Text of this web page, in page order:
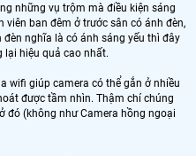
những vụ trộm mà điều kiện sáng
viên ban đêm ở trước sân có ánh đèn,
nghĩa là có ánh sáng yếu thì đây
lại hiệu quả cao nhất.
wifi giúp camera có thể gắn ở nhiều
được tầm nhìn. Thậm chí chúng
đó (không như Camera hồng ngoại